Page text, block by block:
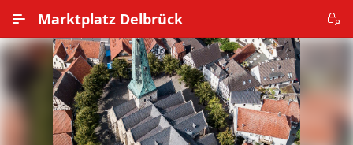
Marktplatz Delbrück
Alle Ortsteile
Impressum
Nutzungsbedingungen